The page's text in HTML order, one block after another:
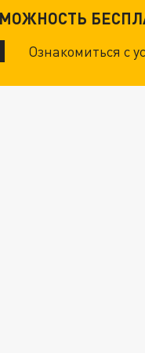
Ознакомиться с